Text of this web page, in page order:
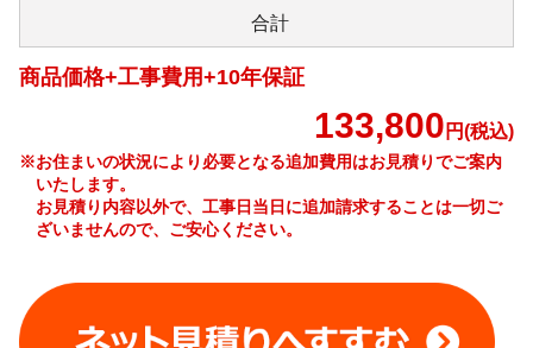
合計
商品価格+工事費用+10年保証
133,800 円(税込)
※お住まいの状況により必要となる追加費用はお見積りでご案内
いたします。
お見積り内容以外で、工事日当日に追加請求することは一切ご
ざいませんので、ご安心ください。